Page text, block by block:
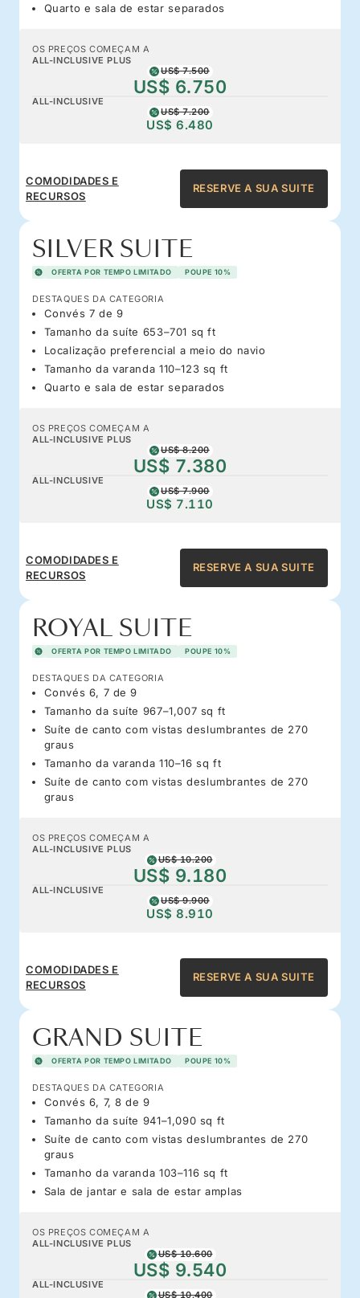
Quarto e sala de estar separados
OS PREÇOS COMEÇAM A
ALL-INCLUSIVE PLUS
US$ 7.500
US$ 6.750
ALL-INCLUSIVE
US$ 7.200
US$ 6.480
COMODIDADES E
RECURSOS
RESERVE A SUA SUITE
SILVER SUITE
OFERTA POR TEMPO LIMITADO POUPE 10%
DESTAQUES DA CATEGORIA
Convés 7 de 9
Tamanho da suíte 653–701 sq ft
Localização preferencial a meio do navio
Tamanho da varanda 110–123 sq ft
Quarto e sala de estar separados
OS PREÇOS COMEÇAM A
ALL-INCLUSIVE PLUS
US$ 8.200
US$ 7.380
ALL-INCLUSIVE
US$ 7.900
US$ 7.110
COMODIDADES E
RECURSOS
RESERVE A SUA SUITE
ROYAL SUITE
OFERTA POR TEMPO LIMITADO POUPE 10%
DESTAQUES DA CATEGORIA
Convés 6, 7 de 9
Tamanho da suíte 967–1,007 sq ft
Suíte de canto com vistas deslumbrantes de 270
graus
Tamanho da varanda 110–16 sq ft
Suíte de canto com vistas deslumbrantes de 270
graus
OS PREÇOS COMEÇAM A
ALL-INCLUSIVE PLUS
US$ 10.200
US$ 9.180
ALL-INCLUSIVE
US$ 9.900
US$ 8.910
COMODIDADES E
RECURSOS
RESERVE A SUA SUITE
GRAND SUITE
OFERTA POR TEMPO LIMITADO POUPE 10%
DESTAQUES DA CATEGORIA
Convés 6, 7, 8 de 9
Tamanho da suíte 941–1,090 sq ft
Suíte de canto com vistas deslumbrantes de 270
graus
Tamanho da varanda 103–116 sq ft
Sala de jantar e sala de estar amplas
OS PREÇOS COMEÇAM A
ALL-INCLUSIVE PLUS
US$ 10.600
US$ 9.540
ALL-INCLUSIVE
US$ 10.400